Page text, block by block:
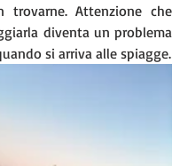
trovarne. Attenzione che
diventa un problema
si arriva alle spiagge.